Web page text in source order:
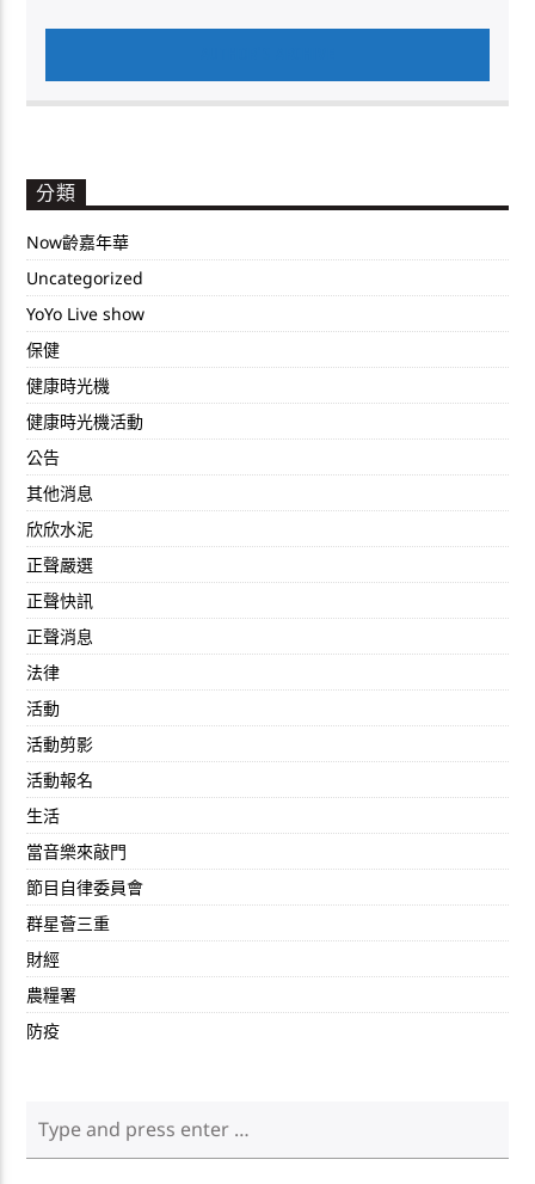
分類
Now齡嘉年華
Uncategorized
YoYo Live show
保健
健康時光機
健康時光機活動
公告
其他消息
欣欣水泥
正聲嚴選
正聲快訊
正聲消息
法律
活動
活動剪影
活動報名
生活
當音樂來敲門
節目自律委員會
群星薈三重
財經
農糧署
防疫